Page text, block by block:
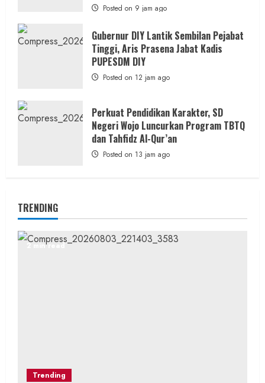
Posted on 9 jam ago
Gubernur DIY Lantik Sembilan Pejabat
Tinggi, Aris Prasena Jabat Kadis
PUPESDM DIY
Posted on 12 jam ago
Perkuat Pendidikan Karakter, SD
Negeri Wojo Luncurkan Program TBTQ
dan Tahfidz Al-Qur’an
Posted on 13 jam ago
TRENDING
2 min read
Trending